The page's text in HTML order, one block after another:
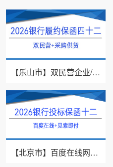
【乐山市】双民营企业/采购供货/2026年银行履约保函四十二
【北京市】百度在线网络技术（北京）有限公司/投标保函/2026银行投标保函十二